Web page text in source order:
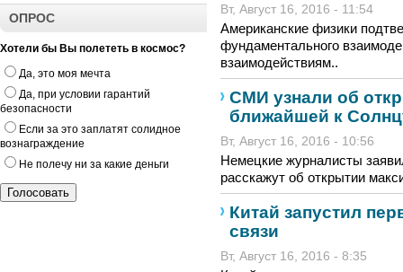
ОПРОС
Хотели бы Вы полететь в космос?
Да, это моя мечта
Да, при условии гарантий
безопасности
Если за это заплатят солидное
вознаграждение
Не полечу ни за какие деньги
Вт, Август 16, 2016 - 11:54
Американские физики
фундаментального
взаимодействиям..
СМИ узнали об
ближайшей к
Вт, Август 16, 2016 - 10:56
Немецкие журналисты
расскажут об открытии
Китай запустил
связи
Вт, Август 16, 2016 - 8:35